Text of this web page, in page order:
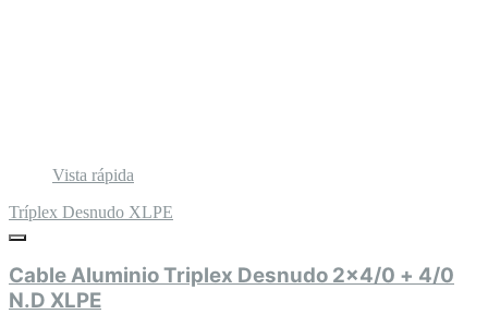
Vista rápida
Tríplex Desnudo XLPE
Cable Aluminio Triplex Desnudo 2x4/0 + 4/0
N.D XLPE